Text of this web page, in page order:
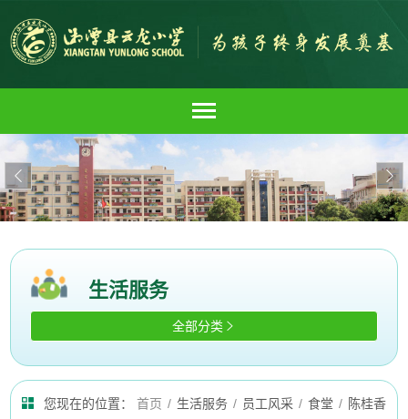
 
生活服务
全部分类 
您现在的位置： 首页 / 生活服务 / 员工风采 / 食堂 / 陈桂香